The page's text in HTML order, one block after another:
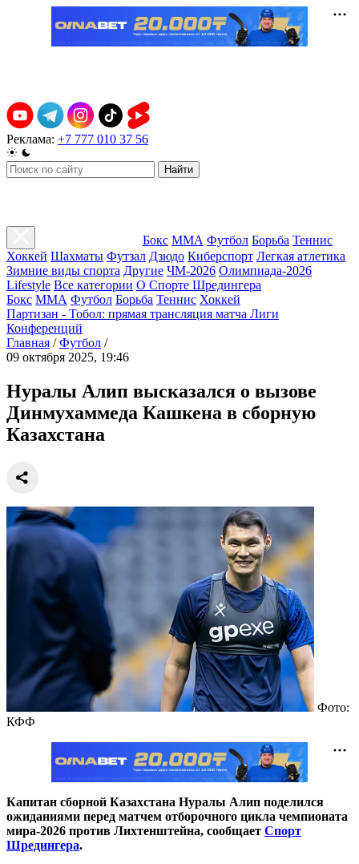
Реклама: +7 777 010 37 56
Найти
Бокс ММА Футбол Борьба Теннис
Хоккей Шахматы Футзал Дзюдо Киберспорт Легкая атлетика
Зимние виды спорта Другие ЧМ-2026 Олимпиада-2026
Lifestyle Все категории О Спорте Шредингера
Бокс ММА Футбол Борьба Теннис Хоккей
Партизан - Тобол: прямая трансляция матча Лиги
Конференций
Главная / Футбол /
09 октября 2025, 19:46
Нуралы Алип высказался о вызове
Динмухаммеда Кашкена в сборную
Казахстана
Фото:
КФФ
Капитан сборной Казахстана Нуралы Алип поделился
ожиданиями перед матчем отборочного цикла чемпионата
мира-2026 против Лихтенштейна, сообщает Спорт
Шредингера.